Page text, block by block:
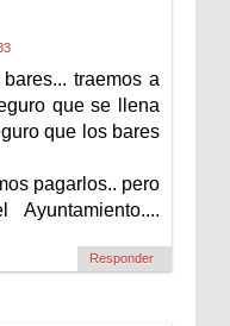
traemos a
que se llena
que los bares
pagarlos.. pero
Responder